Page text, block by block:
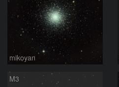
mikoyan
M3